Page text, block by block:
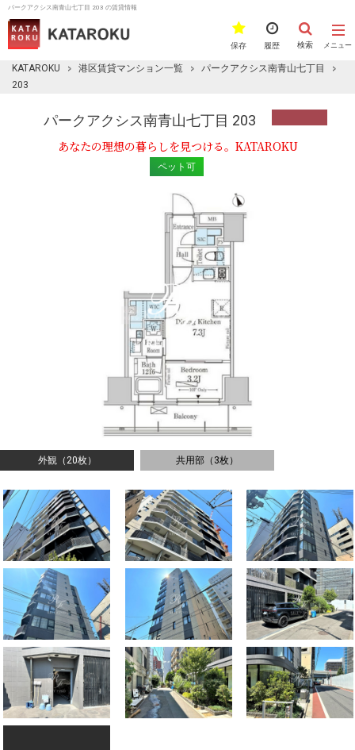
パークアクシス南青山七丁目 203 の賃貸情報
メニュー
検索
履歴
保存
KATAROKU 港区賃貸マンション一覧
パークアクシス南青山七丁目
203
パークアクシス南青山七丁目 203
あなたの理想の暮らしを見つける。KATAROKU
ペット可
外観（20枚） 共用部（3枚）